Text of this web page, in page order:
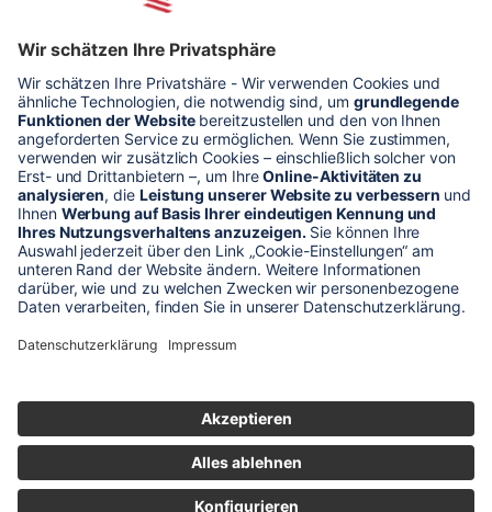
Kundenmeinungen
* Alle Preise verstehen sich zzgl. Mehrwertsteuer und Versandkosten
Unser Shop-Angebot richtet sich nur an gewerbliche
** LP = Listenneupreis (netto) des Herstellers
Mitarbeitern bearbeitet. Sie erhalten in jedem Fall ein Angebot bzw.
eine Auftragsbestätigung.
Produktabbildungen von Gebrauchtartikeln entsprechen nicht immer
der vorrätigen Ware - sie können ähnliche Produkte zeigen.